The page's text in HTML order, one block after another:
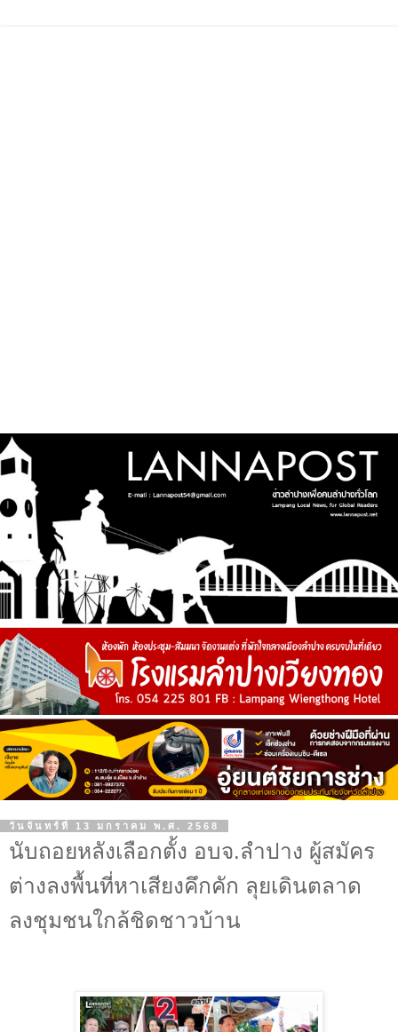
วันจันทร์ที่ 13 มกราคม พ.ศ. 2568
นับถอยหลังเลือกตั้ง อบจ.ลำปาง ผู้สมัคร
ต่างลงพื้นที่หาเสียงคึกคัก ลุยเดินตลาด
ลงชุมชนใกล้ชิดชาวบ้าน